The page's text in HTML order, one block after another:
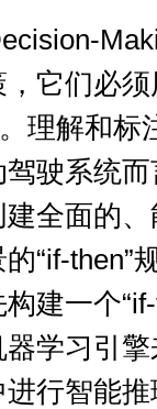
它们必
。理解和标
驶系统
全面的
“if-then”
建一个
学习引
行智能